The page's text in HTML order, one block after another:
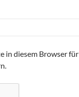
in diesem Browser für